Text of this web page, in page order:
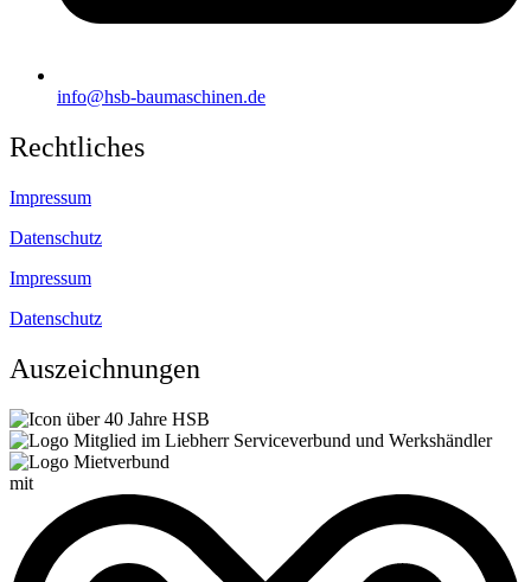
info@hsb-baumaschinen.de
Rechtliches
Impressum
Datenschutz
Impressum
Datenschutz
Auszeichnungen
mit